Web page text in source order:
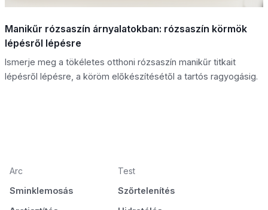
Manikűr rózsaszín árnyalatokban: rózsaszín körmök
lépésről lépésre
Ismerje meg a tökéletes otthoni rózsaszín manikűr titkait
lépésről lépésre, a köröm előkészítésétől a tartós ragyogásig.
Arc
Sminklemosás
Test
Szőrtelenítés